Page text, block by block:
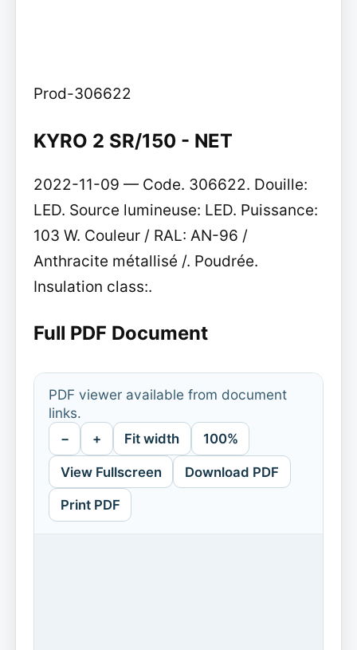
Prod-306622
KYRO 2 SR/150 - NET
2022-11-09 — Code. 306622. Douille:
LED. Source lumineuse: LED. Puissance:
103 W. Couleur / RAL: AN-96 /
Anthracite métallisé /. Poudrée.
Insulation class:.
Full PDF Document
PDF viewer available from document
links.
− + Fit width 100%
View Fullscreen Download PDF
Print PDF